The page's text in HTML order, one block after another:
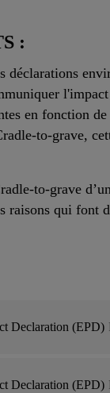
:
en fonction
to-grave,
to-grave
raisons qui font
Declaration (EPD)
Declaration (EPD)